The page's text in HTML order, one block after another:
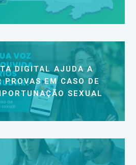
DIGITAL AJUDA A
PROVAS EM CASO DE
SEXUAL